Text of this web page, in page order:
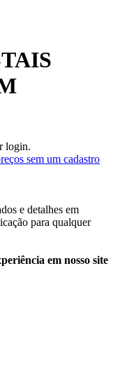
login.
sem um cadastro
e detalhes em
para qualquer
em nosso site